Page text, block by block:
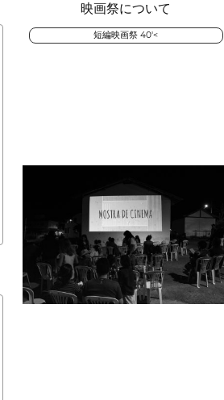
映画祭について
短編映画祭 40'<